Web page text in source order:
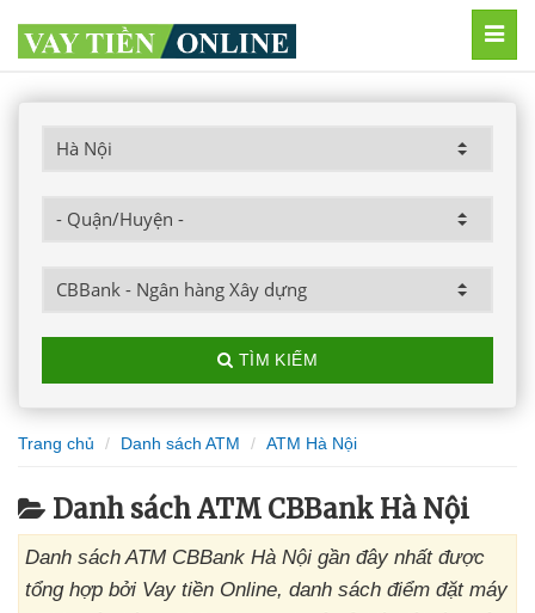
TÌM KIẾM
Trang chủ Danh sách ATM ATM Hà Nội
Danh sách ATM CBBank Hà Nội
Danh sách ATM CBBank Hà Nội gần đây nhất được
tổng hợp bởi Vay tiền Online, danh sách điểm đặt máy